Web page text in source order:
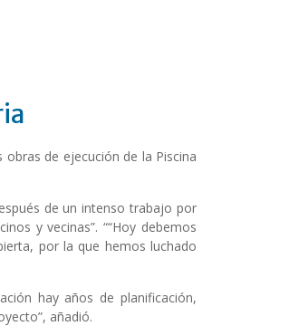
de ejecución de la Piscina
de un intenso trabajo por
y vecinas”. ““Hoy debemos
por la que hemos luchado
hay años de planificación,
añadió.